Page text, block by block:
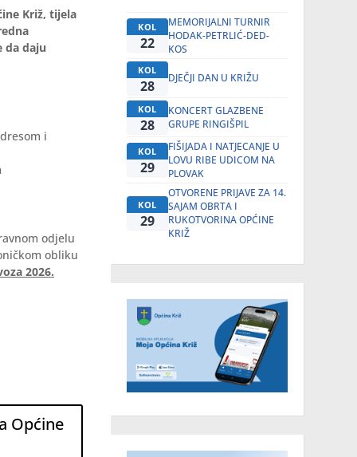
Križ, tijela
da daju
i
odjelu
obliku
2026.
Općine
KOL
22
MEMORIJALNI TURNIR
HODAK-PETRLIĆ-DED-
KOS
KOL
28 DJEČJI DAN U KRIŽU
KOL
28
KONCERT GLAZBENE
GRUPE RINGIŠPIL
KOL
29
FIŠIJADA I NATJECANJE U
LOVU RIBE UDICOM NA
PLOVAK
KOL
29
OTVORENE PRIJAVE ZA 14.
SAJAM OBRTA I
RUKOTVORINA OPĆINE
KRIŽ